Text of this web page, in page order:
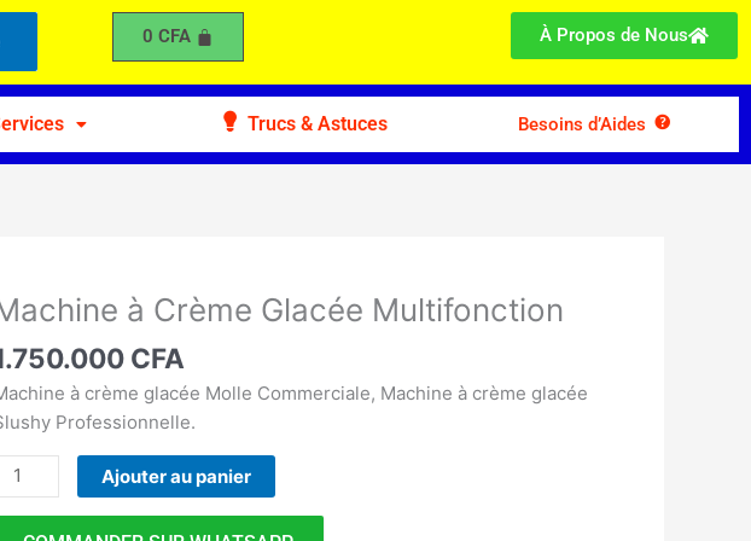
0 CFA À Propos de Nous
Trucs & Astuces Besoins d’Aides
à Crème Glacée Multifonction
CFA
à crème glacée Molle Commerciale, Machine à crème glacée
Professionnelle.
MultifonctionAjouter au panier
Multifonction